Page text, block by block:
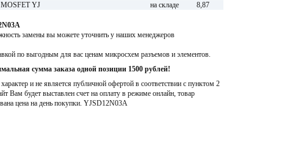
MOSFET YJ на складе 8,87
замены вы можете уточнить у наших менеджеров
по выгодным для вас ценам микросхем разъемов и элементов.
сумма заказа одной позиции 1500 рублей!
и не является публичной офертой в соответствии с пунктом 2
Вам будет выставлен счет на оплату в режиме онлайн, товар
цена на день покупки. YJSD12N03A